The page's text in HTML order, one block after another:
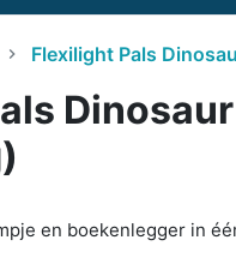
Flexilight Pals
en boekenlegger in